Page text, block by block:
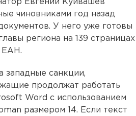
Евгений Куйвашев
чиновниками год назад
У него уже готовы
региона на 139 страницах
ЕАН.
западные санкции,
продолжат работать
Word с использованием
размером 14. Если текст